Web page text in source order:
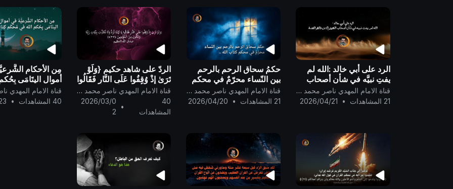
الرد على أبي خالد :الله لم
يفتِ نبيَّه في شأن أصحاب
الكهف إلا عن ظاهر القصة .. قناة الامام المهدي ناصر محمد اليماني
21 المشاهدات
•
2026/04/21
حكمُ سحاق الرحم بالرحم
بين النّساء محرّمٌ في محكم
كتاب الله ..
قناة الامام المهدي ناصر محمد اليماني
21 المشاهدات
•
2026/04/20
الردّ على شاهد حكيم {وَلَوْ
تَرَىٰ إِذْ وُقِفُوا عَلَى النَّارِ فَقَالُوا
يَا لَيْتَنَا نُرَدُّ وَلَا نُكَذِّبَ بِآيَاتِ رَبِّنَا
وَ..}
قناة الامام المهدي ناصر محمد اليماني
40
المشاهدات
•
2026/03/0
2
مِن الأحكام
أموال اليتَامَى
مُحكَم كِتابه ..
40 المشاهدات
•